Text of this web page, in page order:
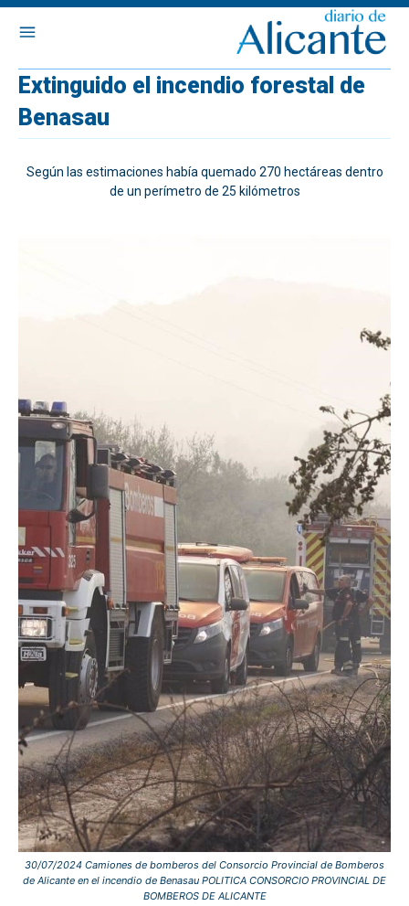
Extinguido el incendio forestal de
Benasau
Según las estimaciones había quemado 270 hectáreas dentro
de un perímetro de 25 kilómetros
30/07/2024 Camiones de bomberos del Consorcio Provincial de Bomberos
de Alicante en el incendio de Benasau POLITICA CONSORCIO PROVINCIAL DE
BOMBEROS DE ALICANTE